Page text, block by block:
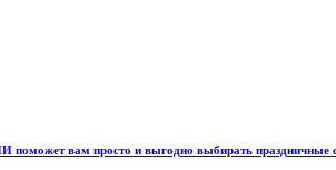
поможет вам просто и выгодно выбирать праздничные